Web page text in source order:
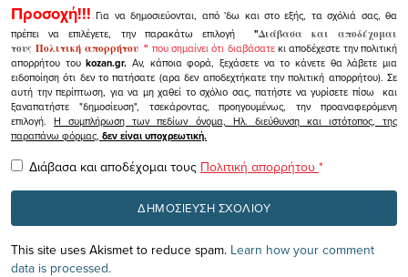
Προσοχή!!! Για να δημοσιεύονται, από 'δω και στο εξής, τα σχόλιά σας, θα
πρέπει να επιλέγετε, την παρακάτω επιλογή
"Διάβασα και αποδέχομαι
τουςΠολιτική απορρήτου" που σημαίνει ότι διαβάσατεκι αποδέχεστε την πολιτική
απορρήτου τουkozan.gr. Αν, κάποια φορά, ξεχάσετε να το κάνετε θα λάβετε μια
ειδοποίηση ότι δεν το πατήσατε (αρα δεν αποδεχτήκατε την πολιτική απορρήτου). Σε
αυτή την περίπτωση, για να μη χαθεί το σχόλιο σας, πατήστε να γυρίσετε πίσω και
ξαναπατήστε "δημοσίευση", τσεκάροντας, προηγουμένως, την προαναφερόμενη
επιλογή.Η συμπλήρωση των πεδίων όνομα, Ηλ. διεύθυνση και ιστότοπος, της
παραπάνω φόρμας, δεν είναι υποχρεωτική.
Διάβασα και αποδέχομαι τους Πολιτική απορρήτου *
This site uses Akismet to reduce spam. Learn how your comment
data is processed.